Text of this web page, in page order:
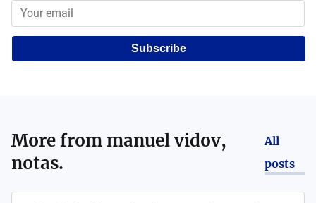
Subscribe
More from manuel vidov,
notas.
All
posts